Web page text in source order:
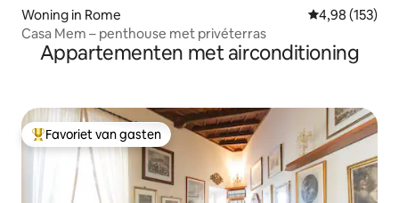
Woning in Rome Gemiddelde
4,98 (153)
Casa Mem – penthouse met privéterras
Appartementen met airconditioning
Topfavoriet van gasten
Favoriet van gasten